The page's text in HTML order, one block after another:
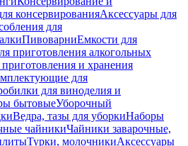
консервированияАксессуары для
для
ПивоварниЕмкости для
приготовления алкогольных
и хранения
для
для виноделия и
бытовыеУборочный
Ведра, тазы для уборкиНаборы
чайникиЧайники заварочные,
Турки, молочникиАксессуары